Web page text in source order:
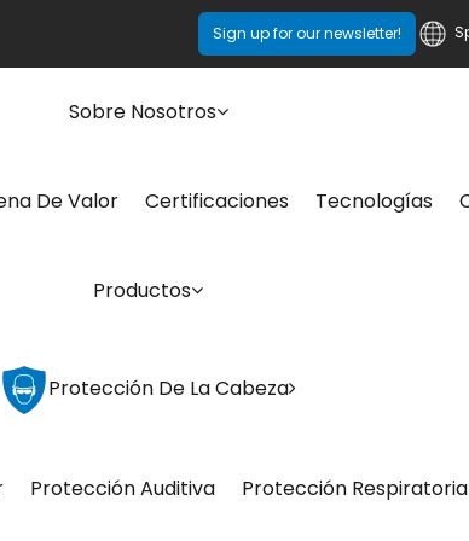
Sign up for our newsletter!
Sobre Nosotros
De Valor Certificaciones Tecnologías
Productos
Protección De La Cabeza
Protección Auditiva Protección Respiratoria